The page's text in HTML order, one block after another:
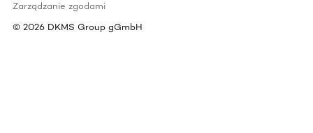
Zarządzanie zgodami
© 2026 DKMS Group gGmbH